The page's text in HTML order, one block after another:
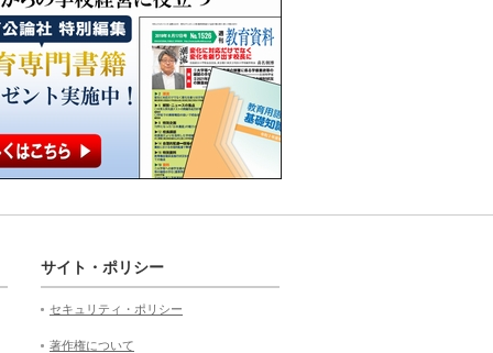
サイト・ポリシー
セキュリティ・ポリシー
著作権について